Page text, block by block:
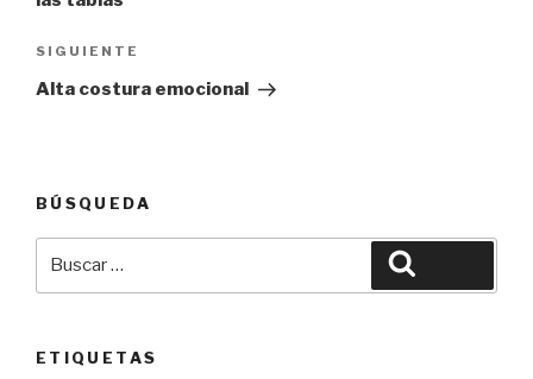
Siguiente
entrada
SIGUIENTE
Alta costura emocional
BÚSQUEDA
ETIQUETAS